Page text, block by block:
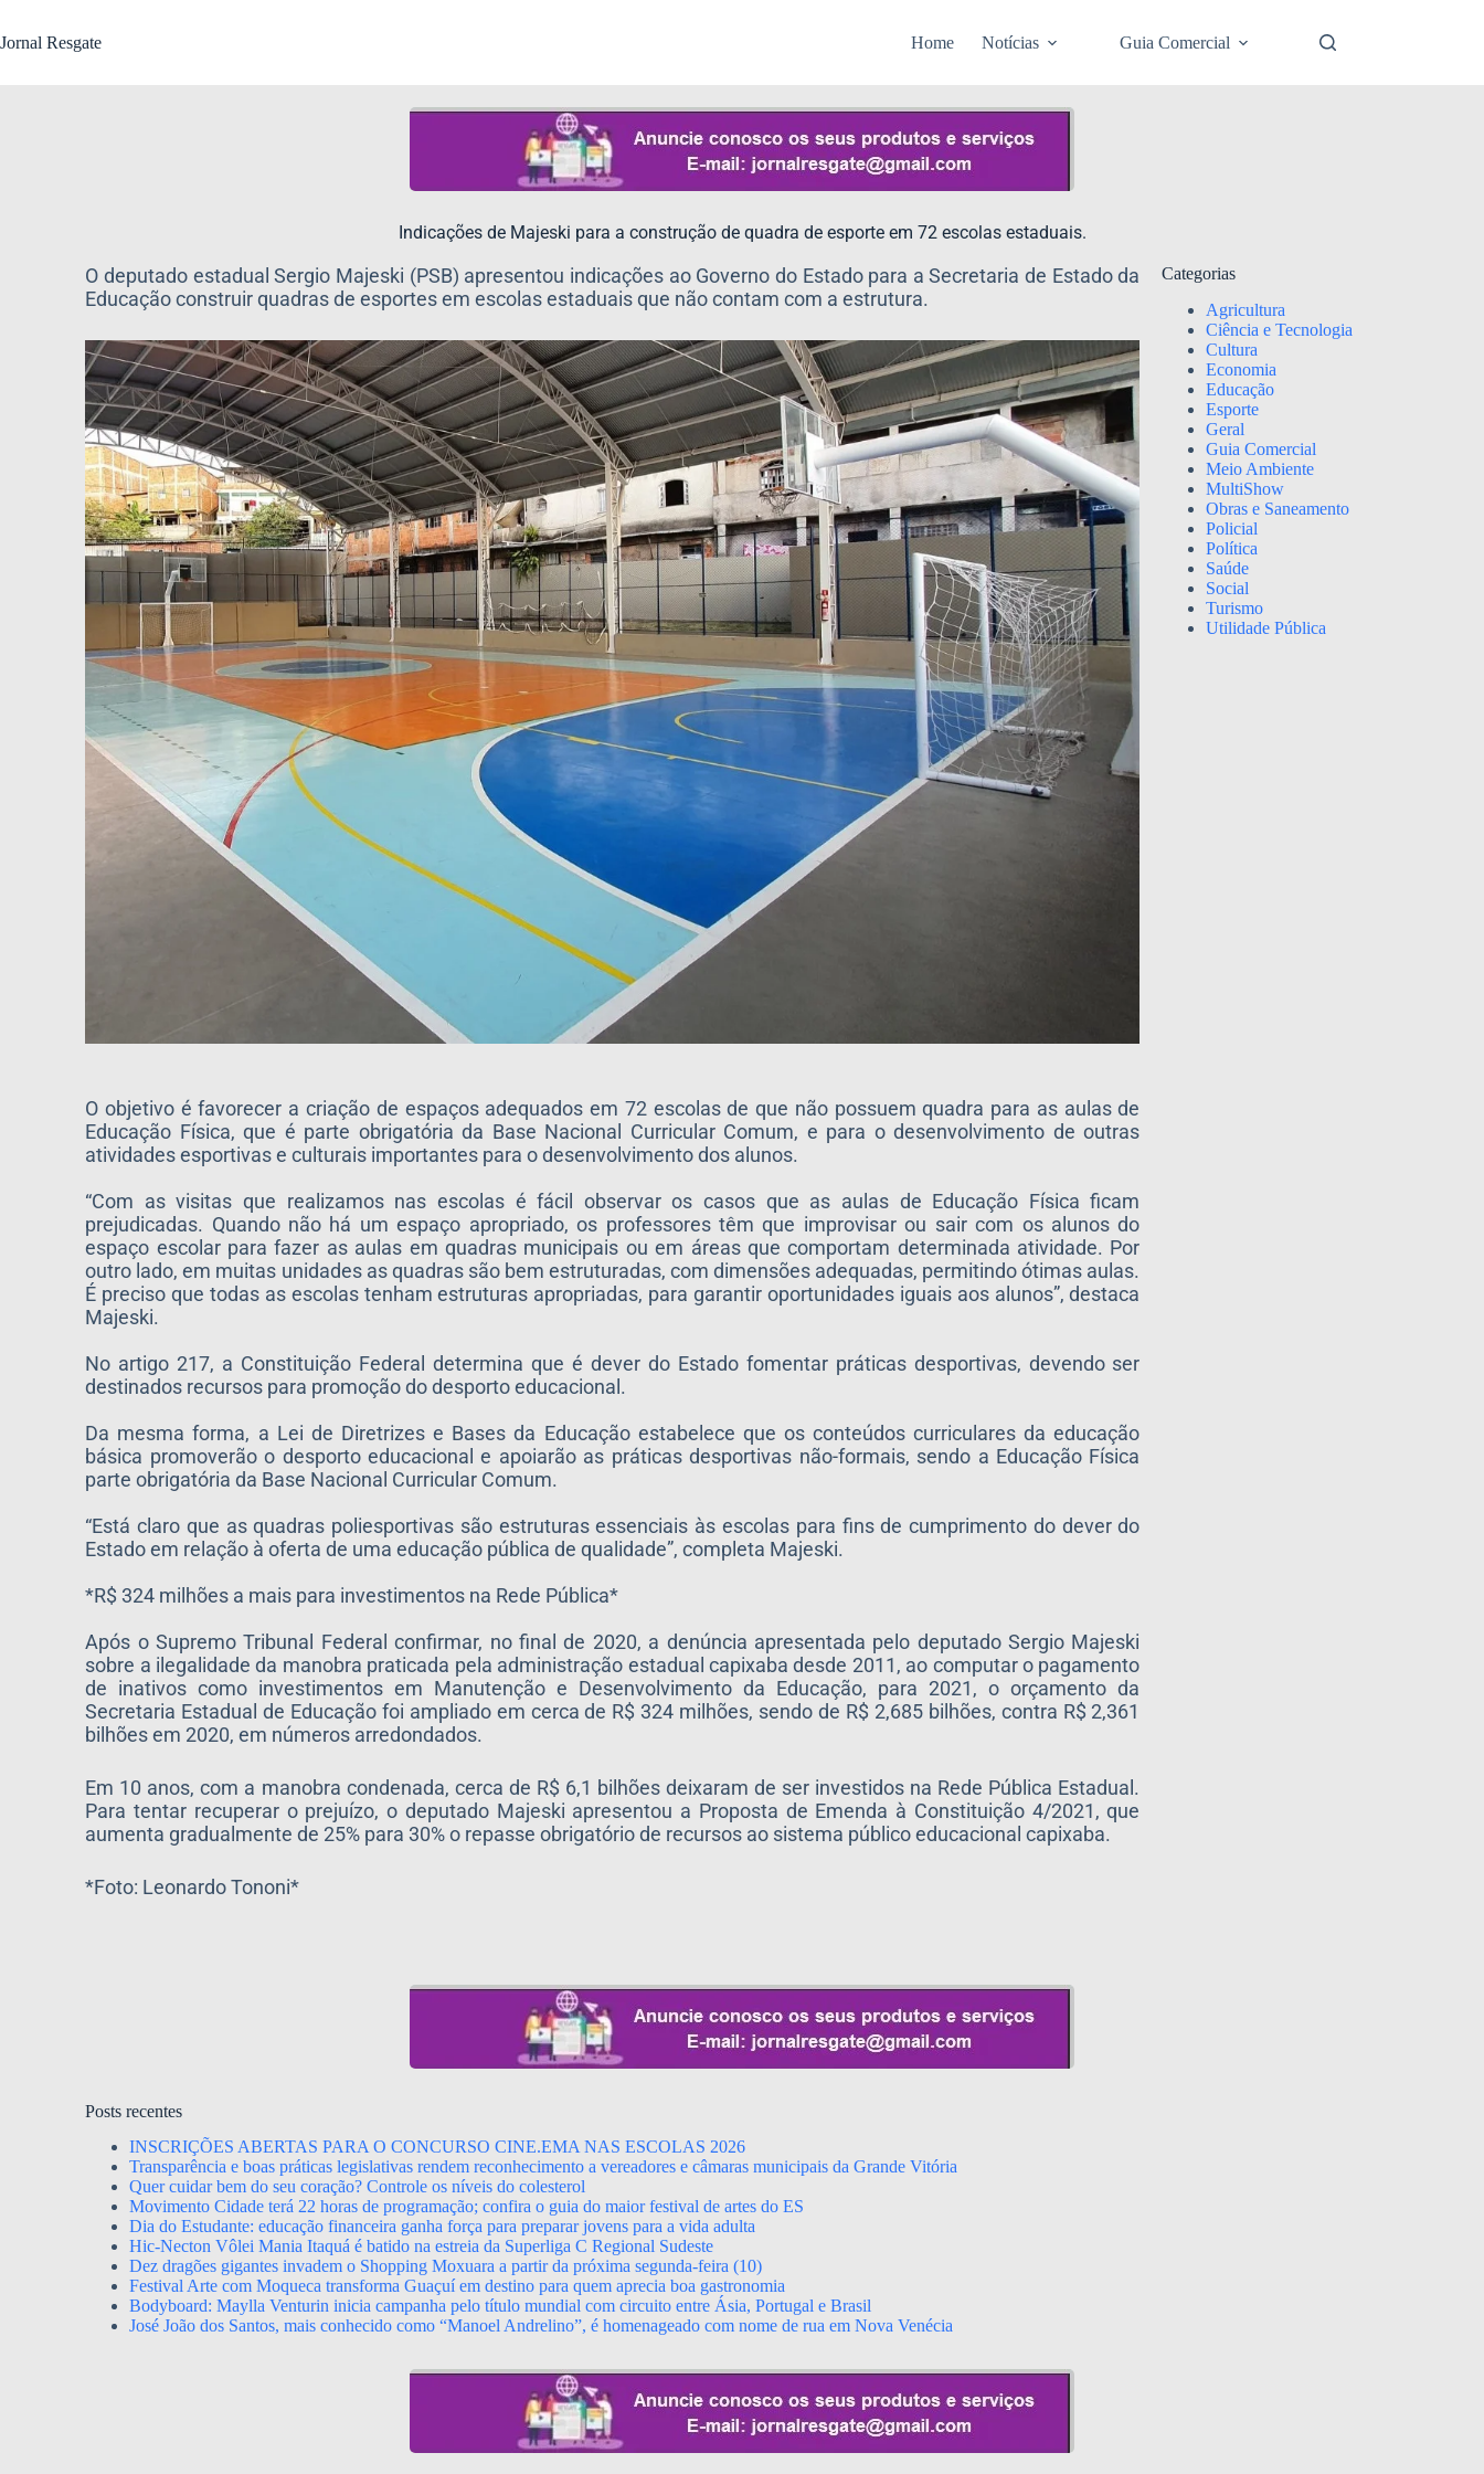
Jornal Resgate Home Notícias Guia Comercial
Indicações de Majeski para a construção de quadra de esporte em 72 escolas estaduais.
O deputado estadual Sergio Majeski (PSB) apresentou indicações ao Governo do Estado para a Secretaria de Estado da
Educação construir quadras de esportes em escolas estaduais que não contam com a estrutura.
O objetivo é favorecer a criação de espaços adequados em 72 escolas de que não possuem quadra para as aulas de
Educação Física, que é parte obrigatória da Base Nacional Curricular Comum, e para o desenvolvimento de outras
atividades esportivas e culturais importantes para o desenvolvimento dos alunos.
“Com as visitas que realizamos nas escolas é fácil observar os casos que as aulas de Educação Física ficam
prejudicadas. Quando não há um espaço apropriado, os professores têm que improvisar ou sair com os alunos do
espaço escolar para fazer as aulas em quadras municipais ou em áreas que comportam determinada atividade. Por
outro lado, em muitas unidades as quadras são bem estruturadas, com dimensões adequadas, permitindo ótimas aulas.
É preciso que todas as escolas tenham estruturas apropriadas, para garantir oportunidades iguais aos alunos”, destaca
Majeski.
No artigo 217, a Constituição Federal determina que é dever do Estado fomentar práticas desportivas, devendo ser
destinados recursos para promoção do desporto educacional.
Da mesma forma, a Lei de Diretrizes e Bases da Educação estabelece que os conteúdos curriculares da educação
básica promoverão o desporto educacional e apoiarão as práticas desportivas não-formais, sendo a Educação Física
parte obrigatória da Base Nacional Curricular Comum.
“Está claro que as quadras poliesportivas são estruturas essenciais às escolas para fins de cumprimento do dever do
Estado em relação à oferta de uma educação pública de qualidade”, completa Majeski.
*R$ 324 milhões a mais para investimentos na Rede Pública*
Após o Supremo Tribunal Federal confirmar, no final de 2020, a denúncia apresentada pelo deputado Sergio Majeski
sobre a ilegalidade da manobra praticada pela administração estadual capixaba desde 2011, ao computar o pagamento
de inativos como investimentos em Manutenção e Desenvolvimento da Educação, para 2021, o orçamento da
Secretaria Estadual de Educação foi ampliado em cerca de R$ 324 milhões, sendo de R$ 2,685 bilhões, contra R$ 2,361
bilhões em 2020, em números arredondados.
Em 10 anos, com a manobra condenada, cerca de R$ 6,1 bilhões deixaram de ser investidos na Rede Pública Estadual.
Para tentar recuperar o prejuízo, o deputado Majeski apresentou a Proposta de Emenda à Constituição 4/2021, que
aumenta gradualmente de 25% para 30% o repasse obrigatório de recursos ao sistema público educacional capixaba.
*Foto: Leonardo Tononi*
Categorias
Agricultura
Ciência e Tecnologia
Cultura
Economia
Educação
Esporte
Geral
Guia Comercial
Meio Ambiente
MultiShow
Obras e Saneamento
Policial
Política
Saúde
Social
Turismo
Utilidade Pública
Posts recentes
INSCRIÇÕES ABERTAS PARA O CONCURSO CINE.EMA NAS ESCOLAS 2026
Transparência e boas práticas legislativas rendem reconhecimento a vereadores e câmaras municipais da Grande Vitória
Quer cuidar bem do seu coração? Controle os níveis do colesterol
Movimento Cidade terá 22 horas de programação; confira o guia do maior festival de artes do ES
Dia do Estudante: educação financeira ganha força para preparar jovens para a vida adulta
Hic-Necton Vôlei Mania Itaquá é batido na estreia da Superliga C Regional Sudeste
Dez dragões gigantes invadem o Shopping Moxuara a partir da próxima segunda-feira (10)
Festival Arte com Moqueca transforma Guaçuí em destino para quem aprecia boa gastronomia
Bodyboard: Maylla Venturin inicia campanha pelo título mundial com circuito entre Ásia, Portugal e Brasil
José João dos Santos, mais conhecido como “Manoel Andrelino”, é homenageado com nome de rua em Nova Venécia